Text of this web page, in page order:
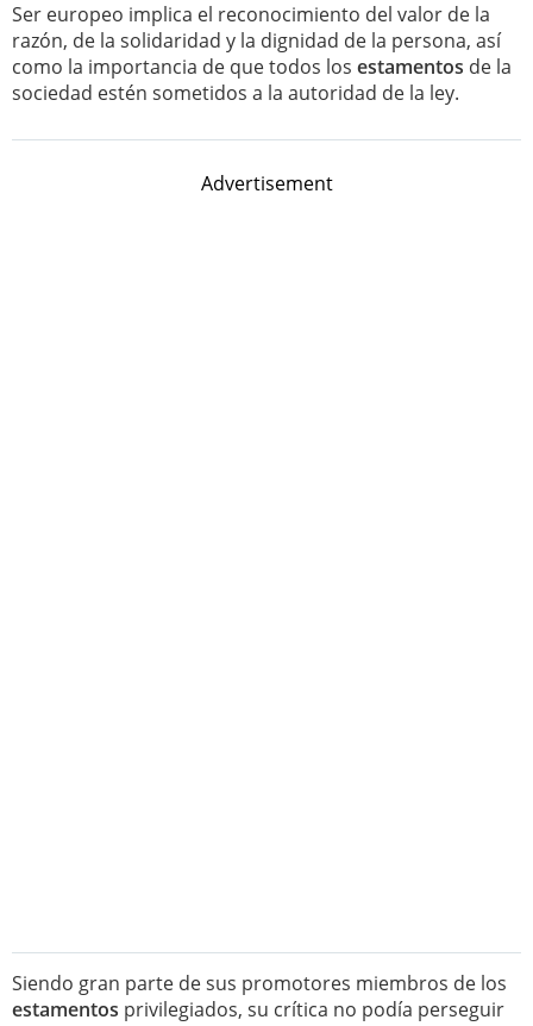
Ser europeo implica el reconocimiento del valor de la
razón, de la solidaridad y la dignidad de la persona, así
como la importancia de que todos los estamentos de la
sociedad estén sometidos a la autoridad de la ley.
Advertisement
Siendo gran parte de sus promotores miembros de los
estamentos privilegiados, su crítica no podía perseguir